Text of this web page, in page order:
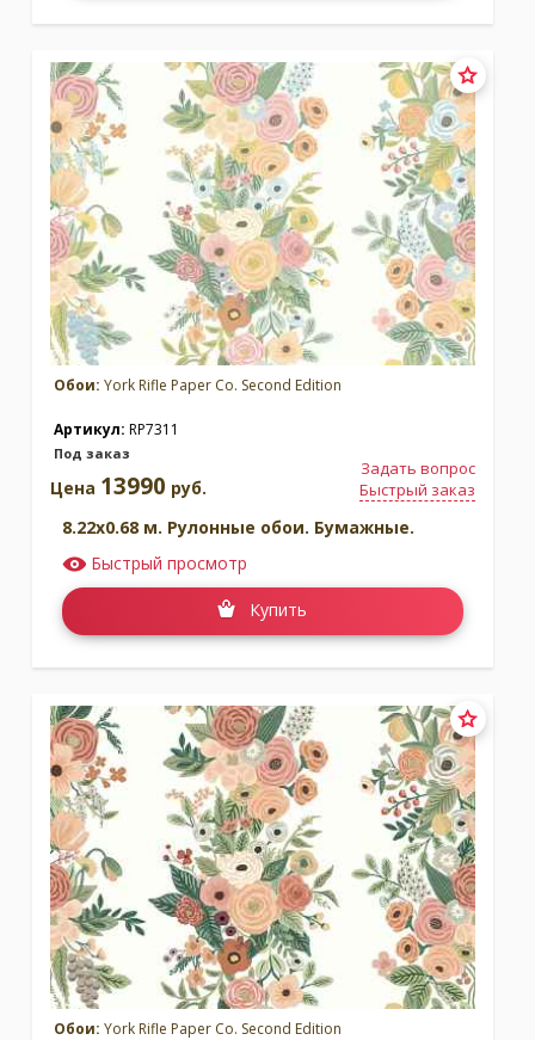
Обои: York Rifle Paper Co. Second Edition
Артикул: RP7311
Под заказ
Задать вопрос
Быстрый заказ
Цена 13990 руб.
8.22x0.68 м. Рулонные обои. Бумажные.
Быстрый просмотр
Купить
Обои: York Rifle Paper Co. Second Edition